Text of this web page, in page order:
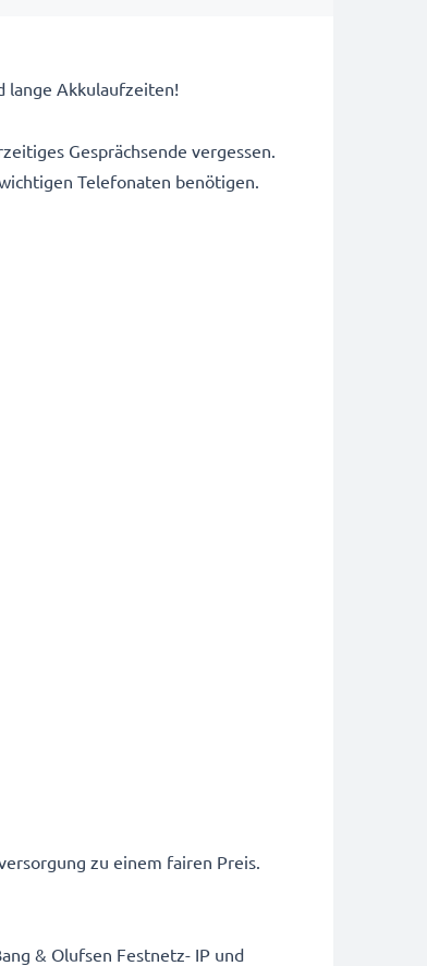
lange Akkulaufzeiten!
Gesprächsende vergessen.
Telefonaten benötigen.
zu einem fairen Preis.
& Olufsen Festnetz- IP und